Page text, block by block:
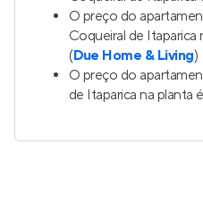
O preço do
Coqueiral de Itaparica
(Due Home & Living)
O preço do
de Itaparica na planta